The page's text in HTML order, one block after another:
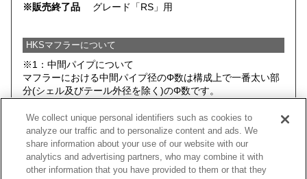
※販売終了品 グレード「RS」用
HKSマフラーについて
※1：中間パイプについて
マフラーにおける中間パイプ径のΦ数は構成上で一番太い部
分(シェル及びテール外径を除く)のΦ数です。
※2：HKSマフラー装着時において、 HKSマフラー(キットに
含まれる全てのパーツ)と路面とのクリアランスがもっとも
小さい部分を記載しております。そのため、車両そのものの
最低地上高とは異なる場合があります。
データは基本的にノーマルサスペンション車両のものを記載
We collect unique personal identifiers such as cookies to
analyze our traffic and to personalize content and ads. We
share information about your use of our website with our
analytics and advertising partners, who may combine it with
other information that you have provided to them or that they